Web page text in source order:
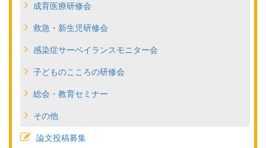
成育医療研修会
救急・新生児研修会
感染症サーベイランスモニター会
子どものこころの研修会
総会・教育セミナー
その他
論文投稿募集